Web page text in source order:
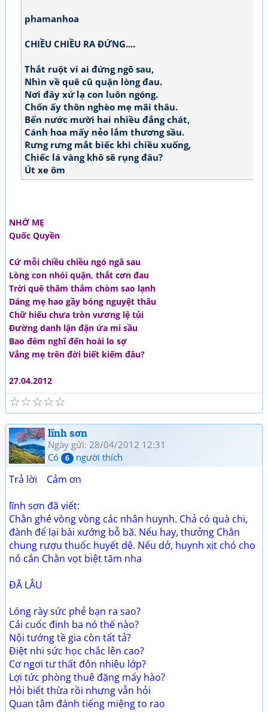
phamanhoa
CHIỀU CHIỀU RA ĐỨNG....
Thắt ruột vi ai đứng ngõ sau,
Nhìn về quê cũ quặn lòng đau.
Nơi đây xứ lạ con luôn ngóng.
Chốn ấy thôn nghèo mẹ mãi thâu.
Bến nước mười hai nhiều đắng chát,
Cánh hoa mấy nẻo lắm thương sầu.
Rưng rưng mắt biếc khi chiều xuống,
Chiếc lá vàng khô sẽ rụng đâu?
Út xe ôm
NHỚ MẸ
Quốc Quyền
Cứ mỗi chiều chiều ngó ngã sau
Lòng con nhói quặn, thắt cơn đau
Trời quê thăm thẳm chòm sao lạnh
Dáng mẹ hao gầy bóng nguyệt thâu
Chữ hiếu chưa tròn vương lệ tủi
Đường danh lận đận ứa mi sầu
Bao đêm nghĩ đến hoài lo sợ
Vắng mẹ trên đời biết kiếm đâu?
27.04.2012
☆
☆
☆
☆
☆
lĩnh sơn
Ngày gửi: 28/04/2012 12:31
Có
6 người thích
Trả lời Cảm ơn
lĩnh sơn đã viết:
Chằn ghé vòng vòng các nhân huynh. Chả có quà chi,
đành để lại bài xướng bỗ bã. Nếu hay, thưởng Chằn
chung rượu thuốc huyết dê. Nếu dở, huynh xịt chó cho
nó cắn Chằn vọt biệt tăm nha
ĐÃ LÂU
Lóng rày sức phẻ bạn ra sao?
Cái cuốc đinh ba nó thế nào?
Nội tướng tề gia còn tất tả?
Điệt nhi sức học chắc lên cao?
Cơ ngơi tư thất đôn nhiêu lớp?
Lợi tức phòng thuê đặng mấy hào?
Hỏi biết thừa rồi nhưng vẫn hỏi
Quan tâm đánh tiếng miệng to rao